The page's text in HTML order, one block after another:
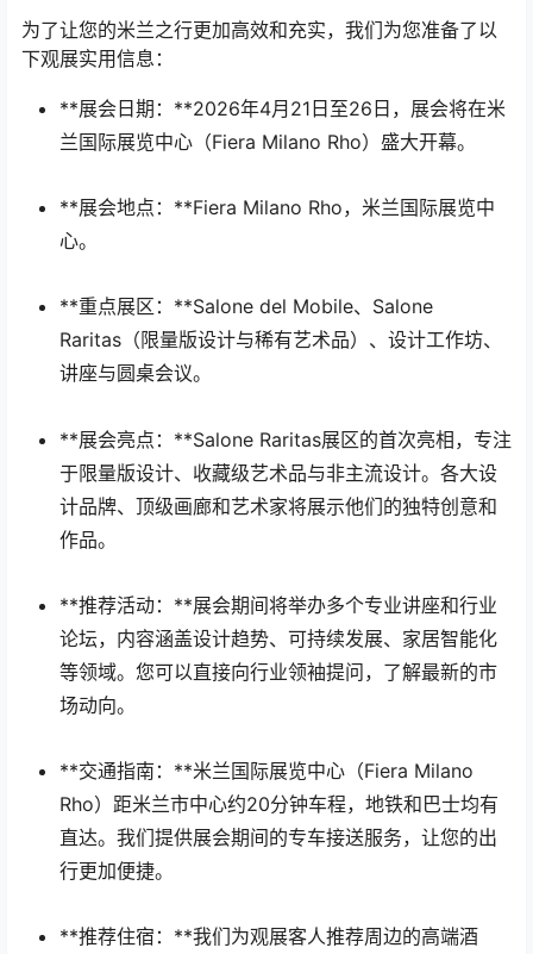
为了让您的米兰之行更加高效和充实，我们为您准备了以
下观展实用信息：
**展会日期：**2026年4月21日至26日，展会将在米
兰国际展览中心（Fiera Milano Rho）盛大开幕。
**展会地点：**Fiera Milano Rho，米兰国际展览中
心。
**重点展区：**Salone del Mobile、Salone
Raritas（限量版设计与稀有艺术品）、设计工作坊、
讲座与圆桌会议。
**展会亮点：**Salone Raritas展区的首次亮相，专注
于限量版设计、收藏级艺术品与非主流设计。各大设
计品牌、顶级画廊和艺术家将展示他们的独特创意和
作品。
**推荐活动：**展会期间将举办多个专业讲座和行业
论坛，内容涵盖设计趋势、可持续发展、家居智能化
等领域。您可以直接向行业领袖提问，了解最新的市
场动向。
**交通指南：**米兰国际展览中心（Fiera Milano
Rho）距米兰市中心约20分钟车程，地铁和巴士均有
直达。我们提供展会期间的专车接送服务，让您的出
行更加便捷。
**推荐住宿：**我们为观展客人推荐周边的高端酒